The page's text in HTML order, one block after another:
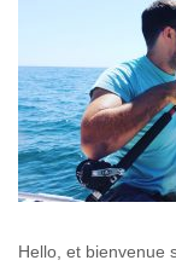
:
Hello, et bienvenue